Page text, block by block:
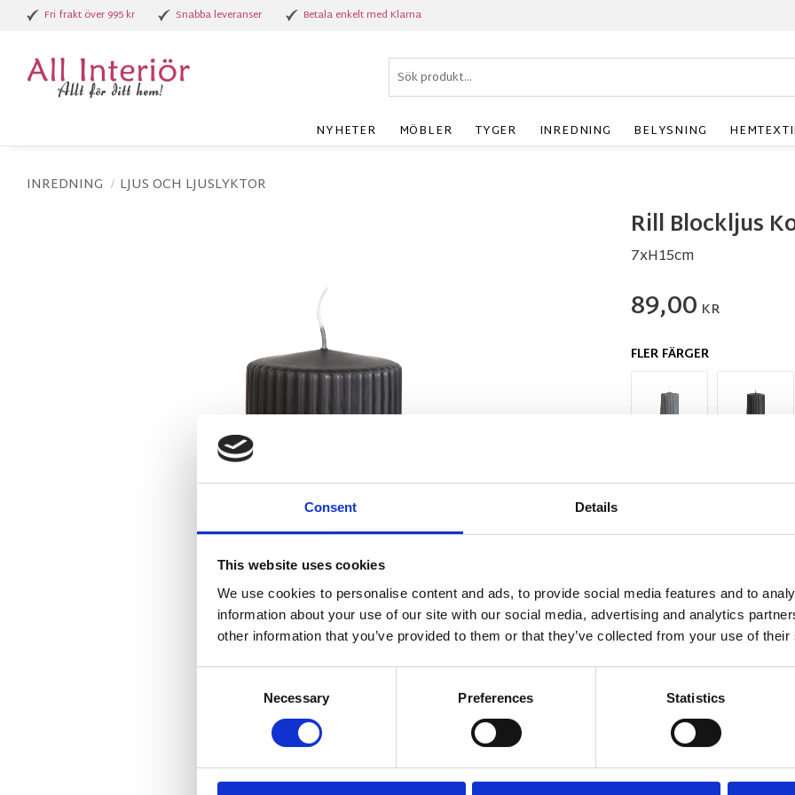
Consent Details
This website uses cookies
We use cookies to personalise content and ads, to provide social media features and to
information about your use of our site with our social media, advertising and analytics
other information that you’ve provided to them or that they’ve collected from your use of
Necessary Preferences Statistics
Fri frakt över 995 kr Snabba leveranser Betala enkelt med Klarna
NYHETER MÖBLER TYGER INREDNING BELYSNING
INREDNING LJUS OCH LJUSLYKTOR
Rill Blockljus
7xH15cm
89,00 KR
FLER FÄRGER
Fri frakt över 995kr
Stilrent blockljus i
det lilla extra. Detta
favoritlykta, ljusfat